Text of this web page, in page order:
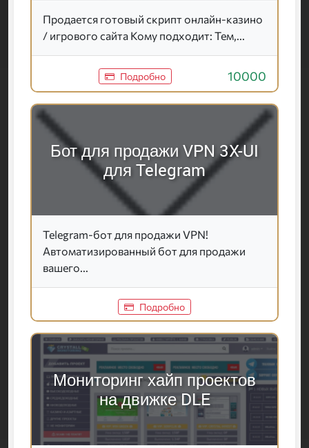
Продается готовый скрипт онлайн-казино
/ игрового сайта Кому подходит: Тем,...
Подробно 10000
Бот для продажи VPN 3X-UI
для Telegram
Telegram-бот для продажи VPN!
Автоматизированный бот для продажи
вашего...
Подробно
Мониторинг хайп проектов
на движке DLE